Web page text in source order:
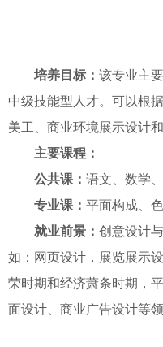
培养目标： 该专业主
中级技能型人才。可以根
美工、商业环境展示设计
主要课程：
公共课： 语文、数学
专业课： 平面构成、
就业前景： 创意设计
如：网页设计，展览展示
荣时期和经济萧条时期，
面设计、商业广告设计等